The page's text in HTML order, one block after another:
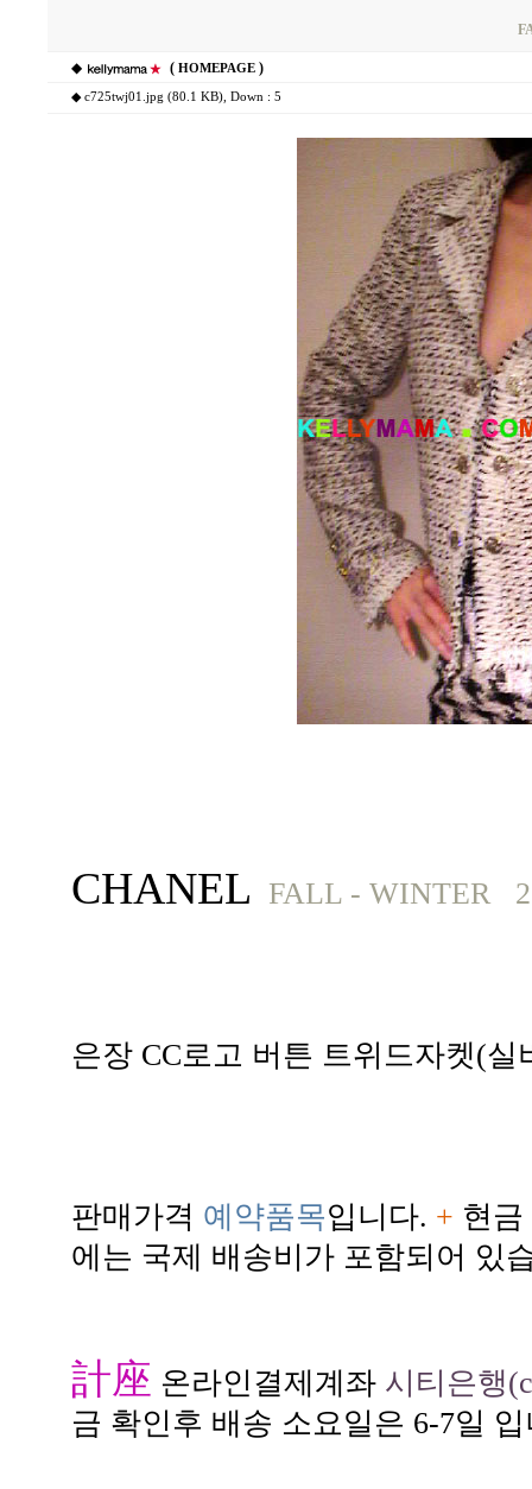
◆ ( HOMEPAGE )
◆ c725twj01.jpg (80.1 KB) , Down : 5
CHANEL FALL - WINTER
은장 CC로고 버튼 트위드자켓(
판매가격 예약품목입니다. + 현
에는 국제 배송비가 포함되어 있
計座 온라인결제계좌 시티은행
금 확인후 배송 소요일은 6-7일